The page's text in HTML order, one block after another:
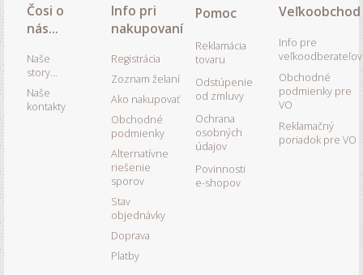
Čosi o
nás...
Naše
story...
Naše
kontakty
Info pri
nakupovaní
Registrácia
Zoznam želaní
Ako nakupovať
Obchodné
podmienky
Alternatívne
riešenie
sporov
Stav
objednávky
Doprava
Platby
Pomoc
Reklamácia
tovaru
Odstúpenie
od zmluvy
Ochrana
osobných
údajov
Povinnosti
e-shopov
Veľkoobchod
Info pre
veľkoodberateľov
Obchodné
podmienky pre
VO
Reklamačný
poriadok pre VO